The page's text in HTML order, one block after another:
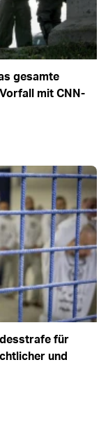
gesamte
mit CNN-
für
und